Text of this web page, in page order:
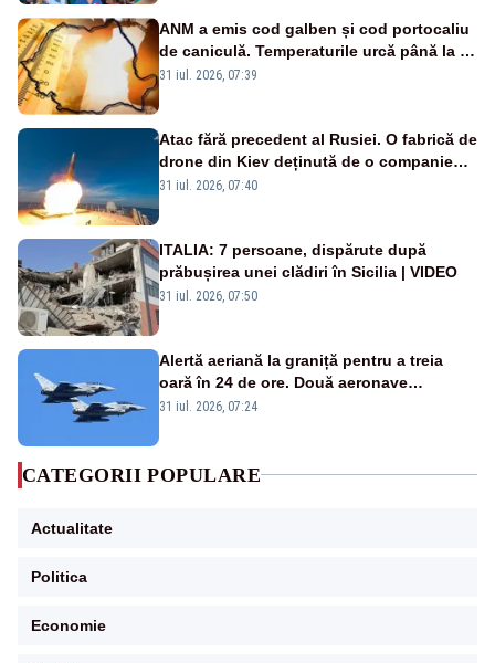
ANM a emis cod galben și cod portocaliu
de caniculă. Temperaturile urcă până la 38
de grade, iar nopțile devin tropicale
31 iul. 2026, 07:39
Atac fără precedent al Rusiei. O fabrică de
drone din Kiev deținută de o companie
americană, distrusă de o rachetă
31 iul. 2026, 07:40
ITALIA: 7 persoane, dispărute după
prăbușirea unei clădiri în Sicilia | VIDEO
31 iul. 2026, 07:50
Alertă aeriană la graniță pentru a treia
oară în 24 de ore. Două aeronave
Eurofighter britanice au fost ridicate de la
31 iul. 2026, 07:24
CATEGORII POPULARE
Actualitate
Politica
Economie